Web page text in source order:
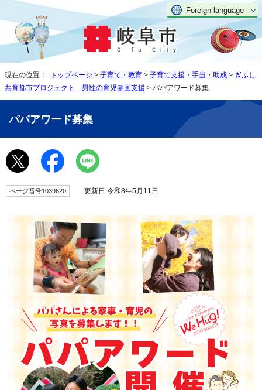
Foreign language
現在の位置： トップページ > 子育て・教育 > 子育て支援・手当・助成 > ぎふし
共育都市プロジェクト 男性の育児参画支援 > パパアワード募集
パパアワード募集
ページ番号1039620 更新日 令和8年5月11日